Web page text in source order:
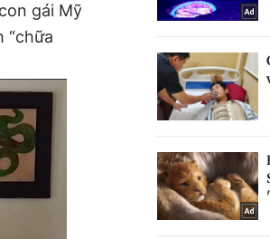
gái Mỹ
“chữa